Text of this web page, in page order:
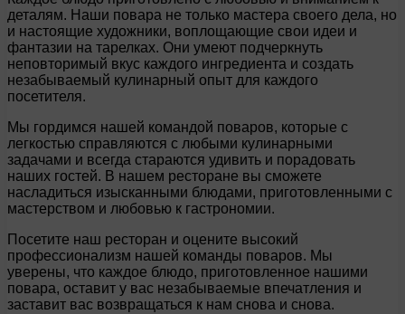
деталям. Наши повара не только мастера своего дела, но
и настоящие художники, воплощающие свои идеи и
фантазии на тарелках. Они умеют подчеркнуть
неповторимый вкус каждого ингредиента и создать
незабываемый кулинарный опыт для каждого
посетителя.
Мы гордимся нашей командой поваров, которые с
легкостью справляются с любыми кулинарными
задачами и всегда стараются удивить и порадовать
наших гостей. В нашем ресторане вы сможете
насладиться изысканными блюдами, приготовленными с
мастерством и любовью к гастрономии.
Посетите наш ресторан и оцените высокий
профессионализм нашей команды поваров. Мы
уверены, что каждое блюдо, приготовленное нашими
повара, оставит у вас незабываемые впечатления и
заставит вас возвращаться к нам снова и снова.